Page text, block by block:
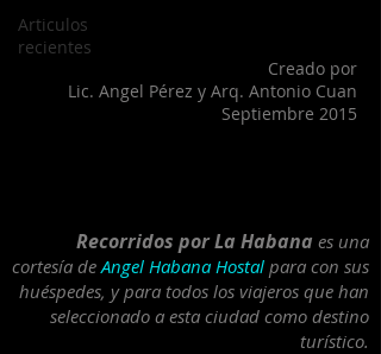
Articulos
recientes
Creado por
Lic. Angel Pérez y Arq. Antonio Cuan
Septiembre 2015
Recorridos por La Habana es una
cortesía deAngel Habana Hostal para con sus
huéspedes, y para todos los viajeros que han
seleccionado a esta ciudad como destino
turístico.